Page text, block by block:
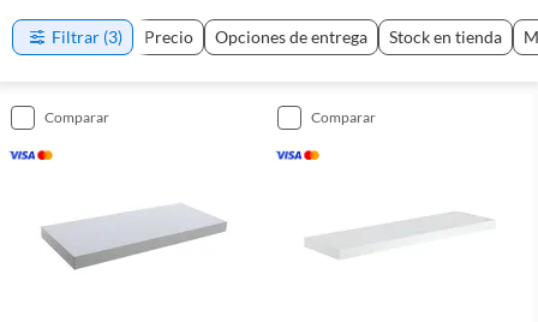
Filtrar (3) Precio Opciones de entrega Stock en tienda
comparar comparar